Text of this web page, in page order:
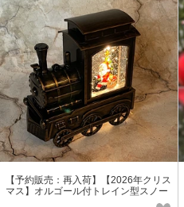
【予約販売：再入荷】【2026年クリス
マス】オルゴール付トレイン型スノー